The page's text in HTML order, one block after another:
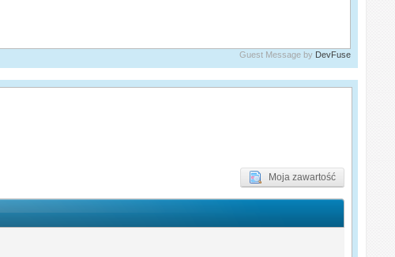
Guest Message by DevFuse
Moja zawartość